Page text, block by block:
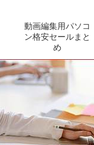
動画編集用パソコ
ン格安セールまと
め